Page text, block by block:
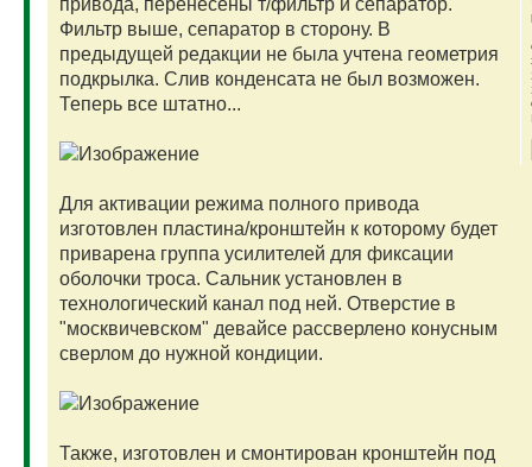
привода, перенесены т/фильтр и сепаратор.
Фильтр выше, сепаратор в сторону. В
предыдущей редакции не была учтена геометрия
подкрылка. Слив конденсата не был возможен.
Теперь все штатно...
Для активации режима полного привода
изготовлен пластина/кронштейн к которому будет
приварена группа усилителей для фиксации
оболочки троса. Сальник установлен в
технологический канал под ней. Отверстие в
"москвичевском" девайсе рассверлено конусным
сверлом до нужной кондиции.
Также, изготовлен и смонтирован кронштейн под